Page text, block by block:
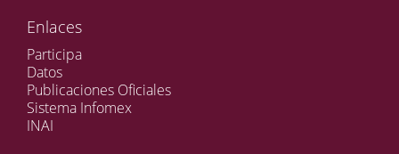
Enlaces
Participa
Datos
Publicaciones Oficiales
Sistema Infomex
INAI